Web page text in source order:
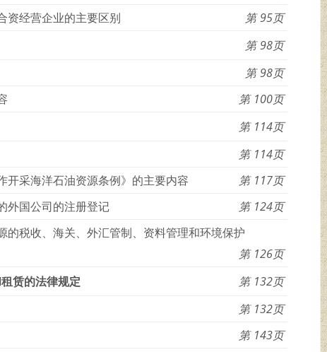
资经营企业的主要区别
95
98
98
100
114
114
开采海洋石油资源条例》的主要内容
117
外国公司的注册登记
124
的税收、海关、外汇管制、资料管理和环境保护
126
赁的法律规定
132
132
143